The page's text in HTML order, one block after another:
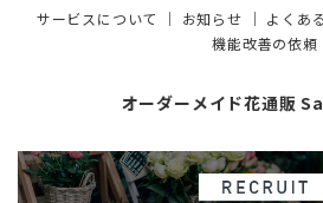
サービスについて ｜ お知らせ ｜ よくあ
機能改善の依頼
オーダーメイド花通販